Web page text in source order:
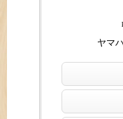
ヤマ